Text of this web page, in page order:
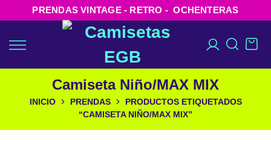
PRENDAS VINTAGE - RETRO - OCHENTERAS
INICIO PRENDAS
PRODUCTOS ETIQUETADOS
“CAMISETA NIÑO/MAX MIX”
Camiseta Niño/MAX MIX